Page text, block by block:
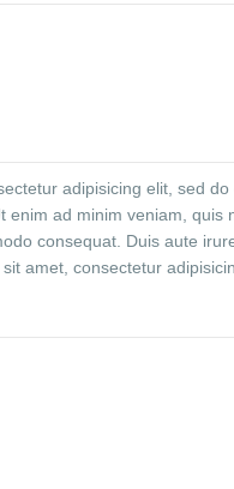
ipsum dolor amet laboris
et accusamus et iusto odio
At vero eos et accusamus et
deleniti atque corrupti
fuga. Et harum
adipisicing elit, sed
enim ad minim veniam, quis
consequat. Duis aute
amet, consectetur
aliqua. Ut enim ad minim
aliquip ex ea commodo
ipsum dolor amet laboris
et accusamus et iusto odio
At vero eos et accusamus et
deleniti atque corrupti